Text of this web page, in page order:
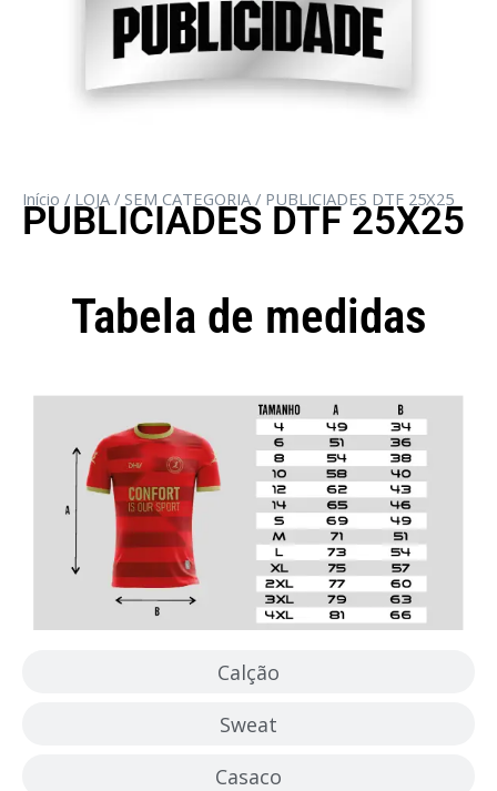
Início / LOJA / SEM CATEGORIA / PUBLICIADES DTF 25X25
PUBLICIADES DTF 25X25
Tabela de medidas
Calção
Sweat
Casaco